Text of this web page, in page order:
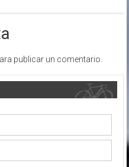
publicar un comentario.